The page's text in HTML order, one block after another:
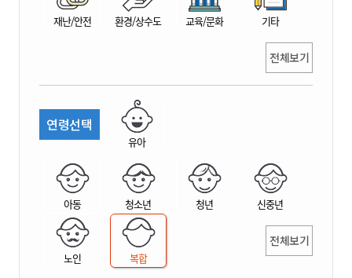
재난/안전 환경/상수도 교육/문화 기타
전체보기
연령선택
유아
아동 청소년 청년 신중년
노인 복합
전체보기